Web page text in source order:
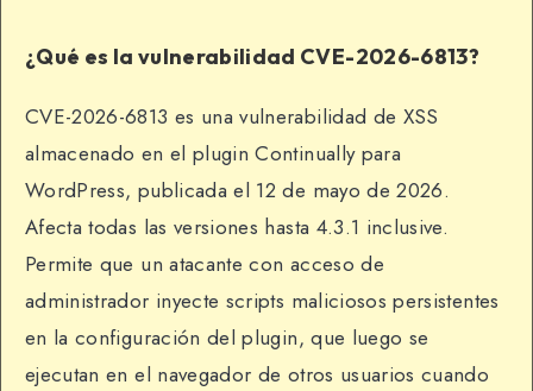
¿Qué es la vulnerabilidad CVE-2026-6813?
CVE-2026-6813 es una vulnerabilidad de XSS
almacenado en el plugin Continually para
WordPress, publicada el 12 de mayo de 2026.
Afecta todas las versiones hasta 4.3.1 inclusive.
Permite que un atacante con acceso de
administrador inyecte scripts maliciosos persistentes
en la configuración del plugin, que luego se
ejecutan en el navegador de otros usuarios cuando